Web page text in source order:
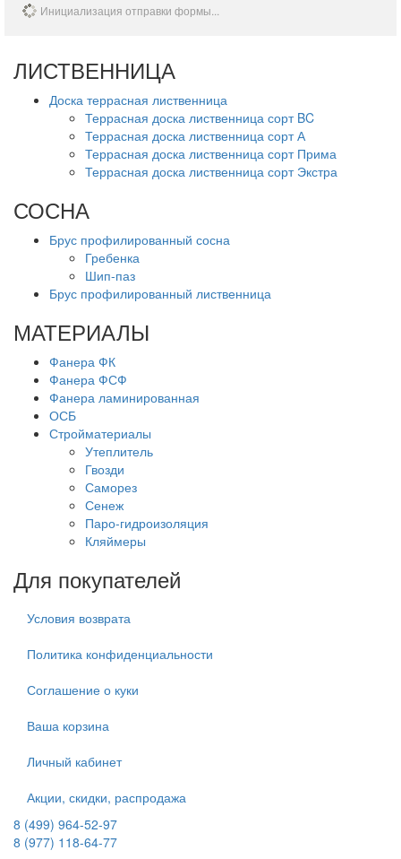
Инициализация отправки формы...
ЛИСТВЕННИЦА
Доска террасная лиственница
Террасная доска лиственница сорт BC
Террасная доска лиственница сорт А
Террасная доска лиственница сорт Прима
Террасная доска лиственница сорт Экстра
СОСНА
Брус профилированный сосна
Гребенка
Шип-паз
Брус профилированный лиственница
МАТЕРИАЛЫ
Фанера ФК
Фанера ФСФ
Фанера ламинированная
ОСБ
Стройматериалы
Утеплитель
Гвозди
Саморез
Сенеж
Паро-гидроизоляция
Кляймеры
Для покупателей
Условия возврата
Политика конфиденциальности
Соглашение о куки
Ваша корзина
Личный кабинет
Акции, скидки, распродажа
8 (499) 964-52-97
8 (977) 118-64-77